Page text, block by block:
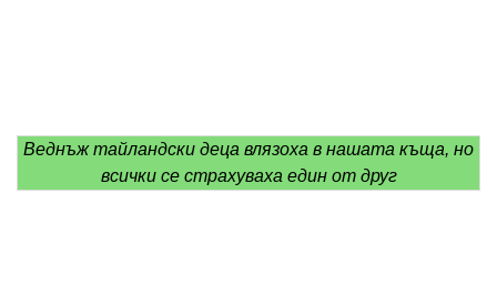
Веднъж тайландски деца влязоха в нашата къща, но
всички се страхуваха един от друг